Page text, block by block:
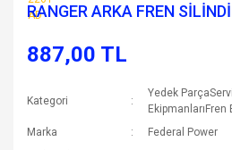
RANGER ARKA FREN
887,00 TL
Kategori
Yedek
EkipmanlarıFren
Marka
Federal Power